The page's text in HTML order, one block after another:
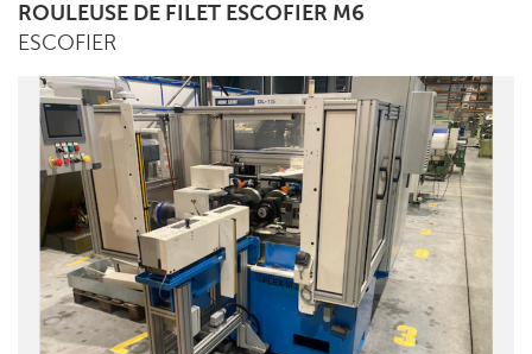
ROULEUSE DE FILET ESCOFIER M6
ESCOFIER